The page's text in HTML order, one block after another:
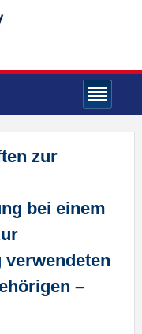
zur
bei einem
–